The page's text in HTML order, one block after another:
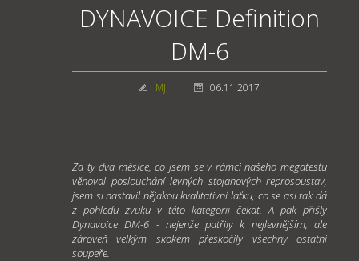
DYNAVOICE Definition
DM-6
MJ 06.11.2017
Za ty dva měsíce, co jsem se v rámci našeho megatestu
věnoval poslouchání levných stojanových reprosoustav,
jsem si nastavil nějakou kvalitativní laťku, co se asi tak dá
z pohledu zvuku v této kategorii čekat. A pak přišly
Dynavoice DM-6 - nejenže patřily k nejlevnějším, ale
zároveň velkým skokem přeskočily všechny ostatní
soupeře.